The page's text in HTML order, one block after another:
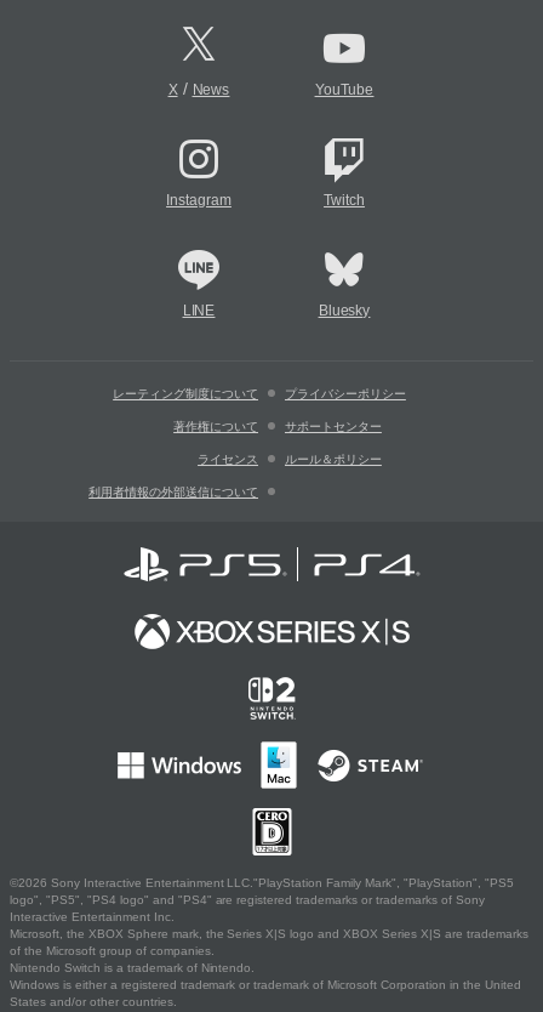
X/ News YouTube
Instagram Twitch
LINE Bluesky
レーティング制度について プライバシーポリシー
著作権について サポートセンター
ライセンス ルール＆ポリシー
利用者情報の外部送信について
©2026 Sony Interactive Entertainment LLC."PlayStation Family Mark", "PlayStation", "PS5
logo", "PS5", "PS4 logo" and "PS4" are registered trademarks or trademarks of Sony
Interactive Entertainment Inc.
Microsoft, the XBOX Sphere mark, the Series X|S logo and XBOX Series X|S are trademarks
of the Microsoft group of companies.
Nintendo Switch is a trademark of Nintendo.
Windows is either a registered trademark or trademark of Microsoft Corporation in the United
States and/or other countries.